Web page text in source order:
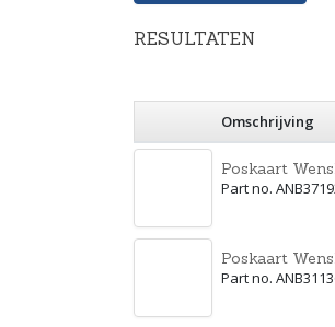
RESULTATEN
Omschrijving
Poskaart
Part no.
Poskaart
Part no.